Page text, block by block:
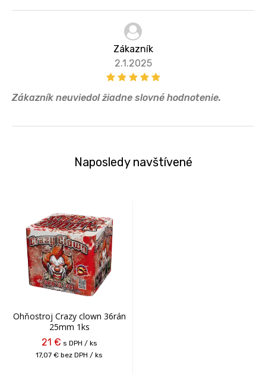
Zákazník
2.1.2025
Zákazník neuviedol žiadne slovné hodnotenie.
Naposledy navštívené
Ohňostroj Crazy clown 36rán
25mm 1ks
21 € s DPH / ks
17,07 € bez DPH / ks